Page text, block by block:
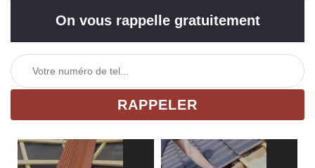
On vous rappelle gratuitement